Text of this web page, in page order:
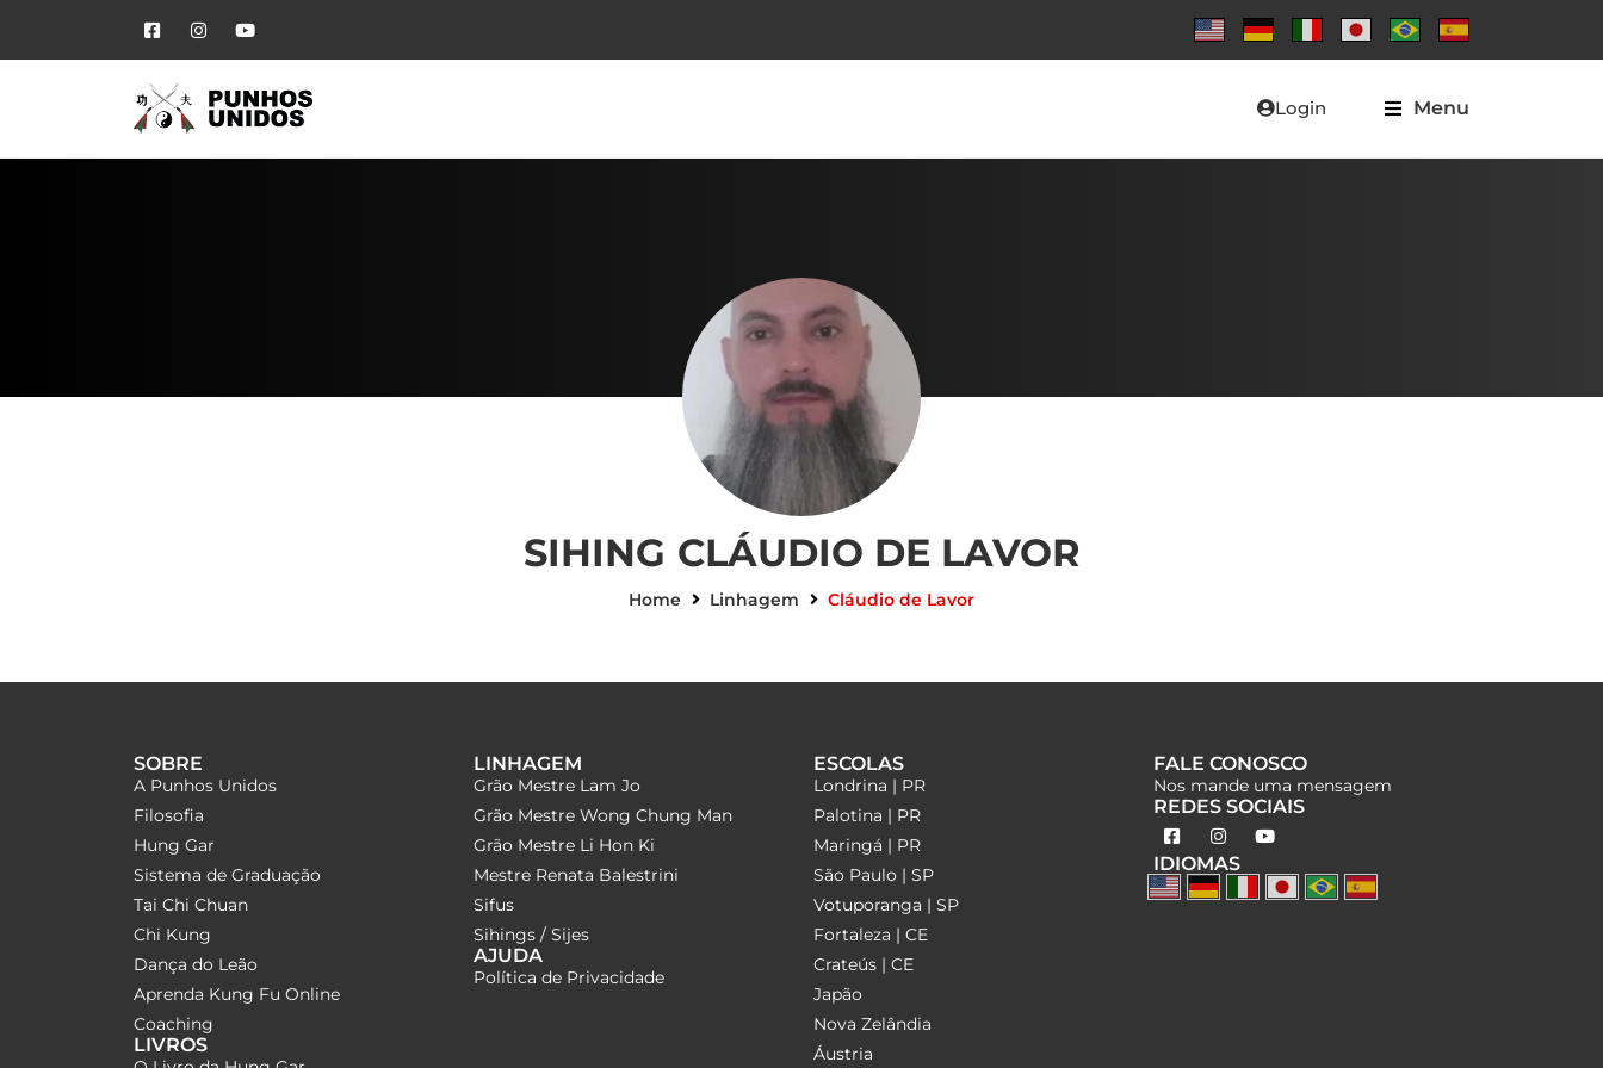
Login Menu
SIHING CLÁUDIO DE LAVOR
Home Linhagem Cláudio de Lavor
SOBRE
A Punhos Unidos
Filosofia
Hung Gar
Sistema de Graduação
Tai Chi Chuan
Chi Kung
Dança do Leão
Aprenda Kung Fu Online
Coaching
LIVROS
LINHAGEM
Grão Mestre Lam Jo
Grão Mestre Wong Chung Man
Grão Mestre Li Hon Ki
Mestre Renata Balestrini
Sifus
Sihings / Sijes
AJUDA
Política de Privacidade
ESCOLAS
Londrina | PR
Palotina | PR
Maringá | PR
São Paulo | SP
Votuporanga | SP
Fortaleza | CE
Crateús | CE
Japão
Nova Zelândia
Áustria
FALE CONOSCO
Nos mande uma mensagem
REDES SOCIAIS
IDIOMAS